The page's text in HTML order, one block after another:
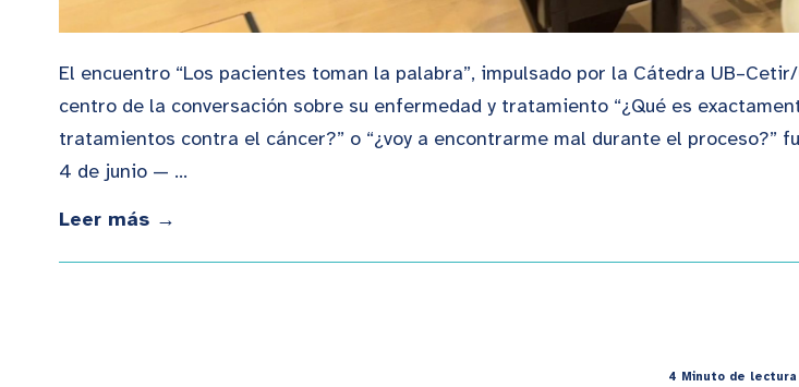
El encuentro “Los pacientes toman la palabra”, impulsado por la Cátedra
centro de la conversación sobre su enfermedad y tratamiento “¿Qué es
tratamientos contra el cáncer?” o “¿voy a encontrarme mal durante el proceso?”
4 de junio — …
Leer más →
4 Minuto de lectura